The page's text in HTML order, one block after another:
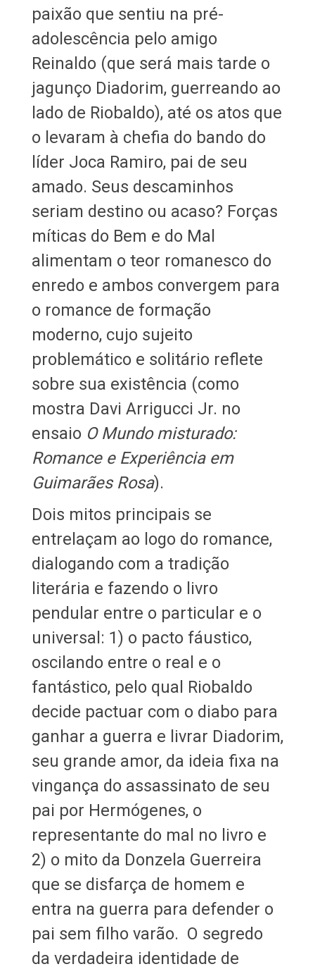
paixão que sentiu na pré-
adolescência pelo amigo
Reinaldo (que será mais tarde o
jagunço Diadorim, guerreando ao
lado de Riobaldo), até os atos que
o levaram à chefia do bando do
líder Joca Ramiro, pai de seu
amado. Seus descaminhos
seriam destino ou acaso? Forças
míticas do Bem e do Mal
alimentam o teor romanesco do
enredo e ambos convergem para
o romance de formação
moderno, cujo sujeito
problemático e solitário reflete
sobre sua existência (como
mostra Davi Arrigucci Jr. no
ensaioO Mundo misturado:
Romance e Experiência em
Guimarães Rosa).
Dois mitos principais se
entrelaçam ao logo do romance,
dialogando com a tradição
literária e fazendo o livro
pendular entre o particular e o
universal: 1) o pacto fáustico,
oscilando entre o real e o
fantástico, pelo qual Riobaldo
decide pactuar com o diabo para
ganhar a guerra e livrar Diadorim,
seu grande amor, da ideia fixa na
vingança do assassinato de seu
pai por Hermógenes, o
representante do mal no livro e
2) o mito da Donzela Guerreira
que se disfarça de homem e
entra na guerra para defender o
pai sem filho varão. O segredo
da verdadeira identidade de